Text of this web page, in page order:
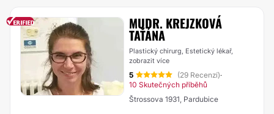
MUDR. KREJZKOVÁ
TAŤÁNA
Plastický chirurg, Estetický lékař,
zobrazit více
5 (29 Recenzí)·
10 Skutečných příběhů
Štrossova 1931, Pardubice